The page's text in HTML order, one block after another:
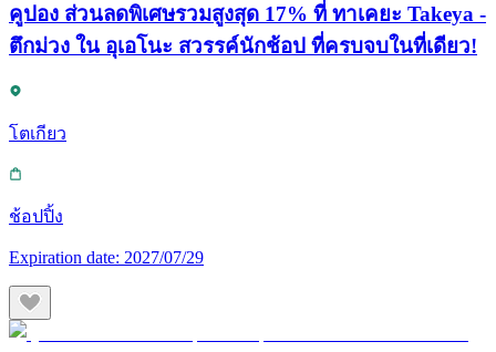
คูปอง ส่วนลดพิเศษรวมสูงสุด 17% ที่ ทาเคยะ Takeya -
ตึกม่วง ใน อุเอโนะ สวรรค์นักช้อป ที่ครบจบในที่เดียว!
โตเกียว
ช้อปปิ้ง
Expiration date: 2027/07/29